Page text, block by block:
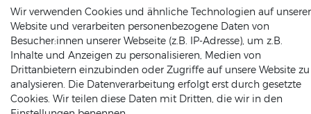
Germany
(0049) 2564 / 950 90 00
info@dekowunder.de
Wir verwenden Cookies und ähnliche Technologien auf unserer
Website und verarbeiten personenbezogene Daten von
Besucher:innen unserer Webseite (z.B. IP-Adresse), um z.B.
Inhalte und Anzeigen zu personalisieren, Medien von
Drittanbietern einzubinden oder Zugriffe auf unsere Website zu
analysieren. Die Datenverarbeitung erfolgt erst durch gesetzte
Cookies. Wir teilen diese Daten mit Dritten, die wir in den